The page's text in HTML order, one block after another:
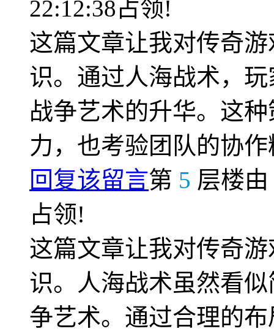
22:12:38占领!
这篇文章让我对传奇
识。通过人海战术，
战争艺术的升华。这
力，也考验团队的协
回复该留言第 5 层楼由
占领!
这篇文章让我对传奇
识。人海战术虽然看
争艺术。通过合理的